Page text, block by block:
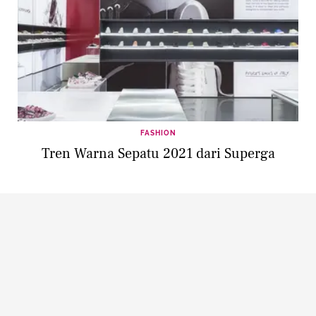
FASHION
Tren Warna Sepatu 2021 dari Superga